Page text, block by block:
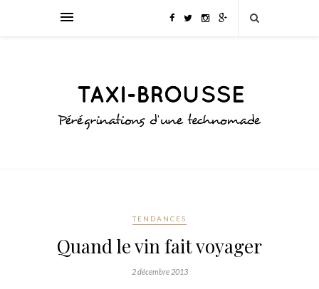
TENDANCES
Quand le vin fait voyager
2 décembre 2013